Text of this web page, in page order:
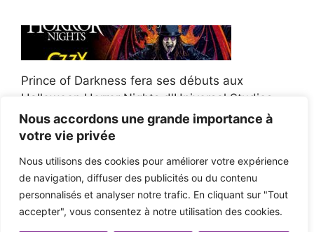
Nous accordons une grande importance à
votre vie privée
Nous utilisons des cookies pour améliorer votre expérience
de navigation, diffuser des publicités ou du contenu
personnalisés et analyser notre trafic. En cliquant sur "Tout
accepter", vous consentez à notre utilisation des cookies.
Prince of Darkness fera ses débuts aux
Halloween Horror Nights d'Universal Studios
Afroman poursuit un policier de l'Ohio après la
victoire du jury en diffamation